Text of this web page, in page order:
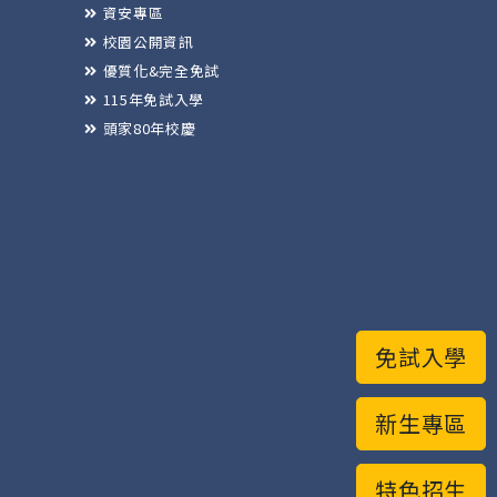
特色招生
新生專區
免試入學
資安專區
校園公開資訊
優質化&完全免試
115年免試入學
頭家80年校慶